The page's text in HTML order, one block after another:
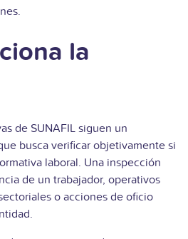
la
de SUNAFIL siguen un
busca verificar objetivamente si
laboral. Una inspección
de un trabajador, operativos
o acciones de oficio